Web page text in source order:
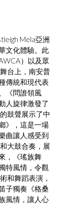
Mela亞洲
文化體驗。此
）以及眾
台上，南安普
傳統和現代表
《問誰領風
人旋律激發了
鼓聲展示了中
》，這是一場
曲讓人感受到
大鼓合奏，展
，《瑤族舞
特風情，令觀
和舞蹈表演，
子獨奏《格桑
風情，讓人心